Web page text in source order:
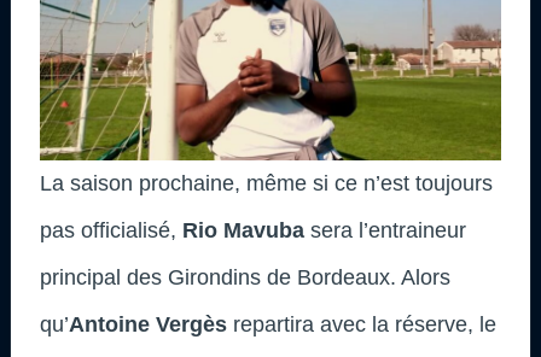
La saison prochaine, même si ce n’est toujours
pas officialisé, Rio Mavuba sera l’entraineur
principal des Girondins de Bordeaux. Alors
qu’Antoine Vergès repartira avec la réserve, le